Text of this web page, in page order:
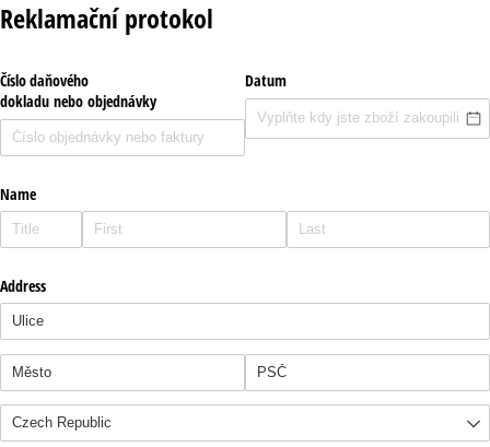
Reklamační protokol
Číslo daňového
dokladu nebo objednávky
Datum
Name
Address